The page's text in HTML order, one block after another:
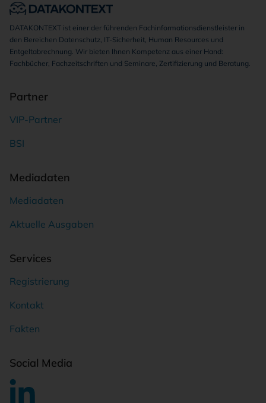
DATAKONTEXT ist einer der führenden Fachinformationsdienstleister in
den Bereichen Datenschutz, IT-Sicherheit, Human Resources und
Entgeltabrechnung. Wir bieten Ihnen Kompetenz aus einer Hand:
Fachbücher, Fachzeitschriften und Seminare, Zertifizierung und Beratung.
Partner
VIP-Partner
BSI
Mediadaten
Mediadaten
Aktuelle Ausgaben
Services
Registrierung
Kontakt
Fakten
Social Media